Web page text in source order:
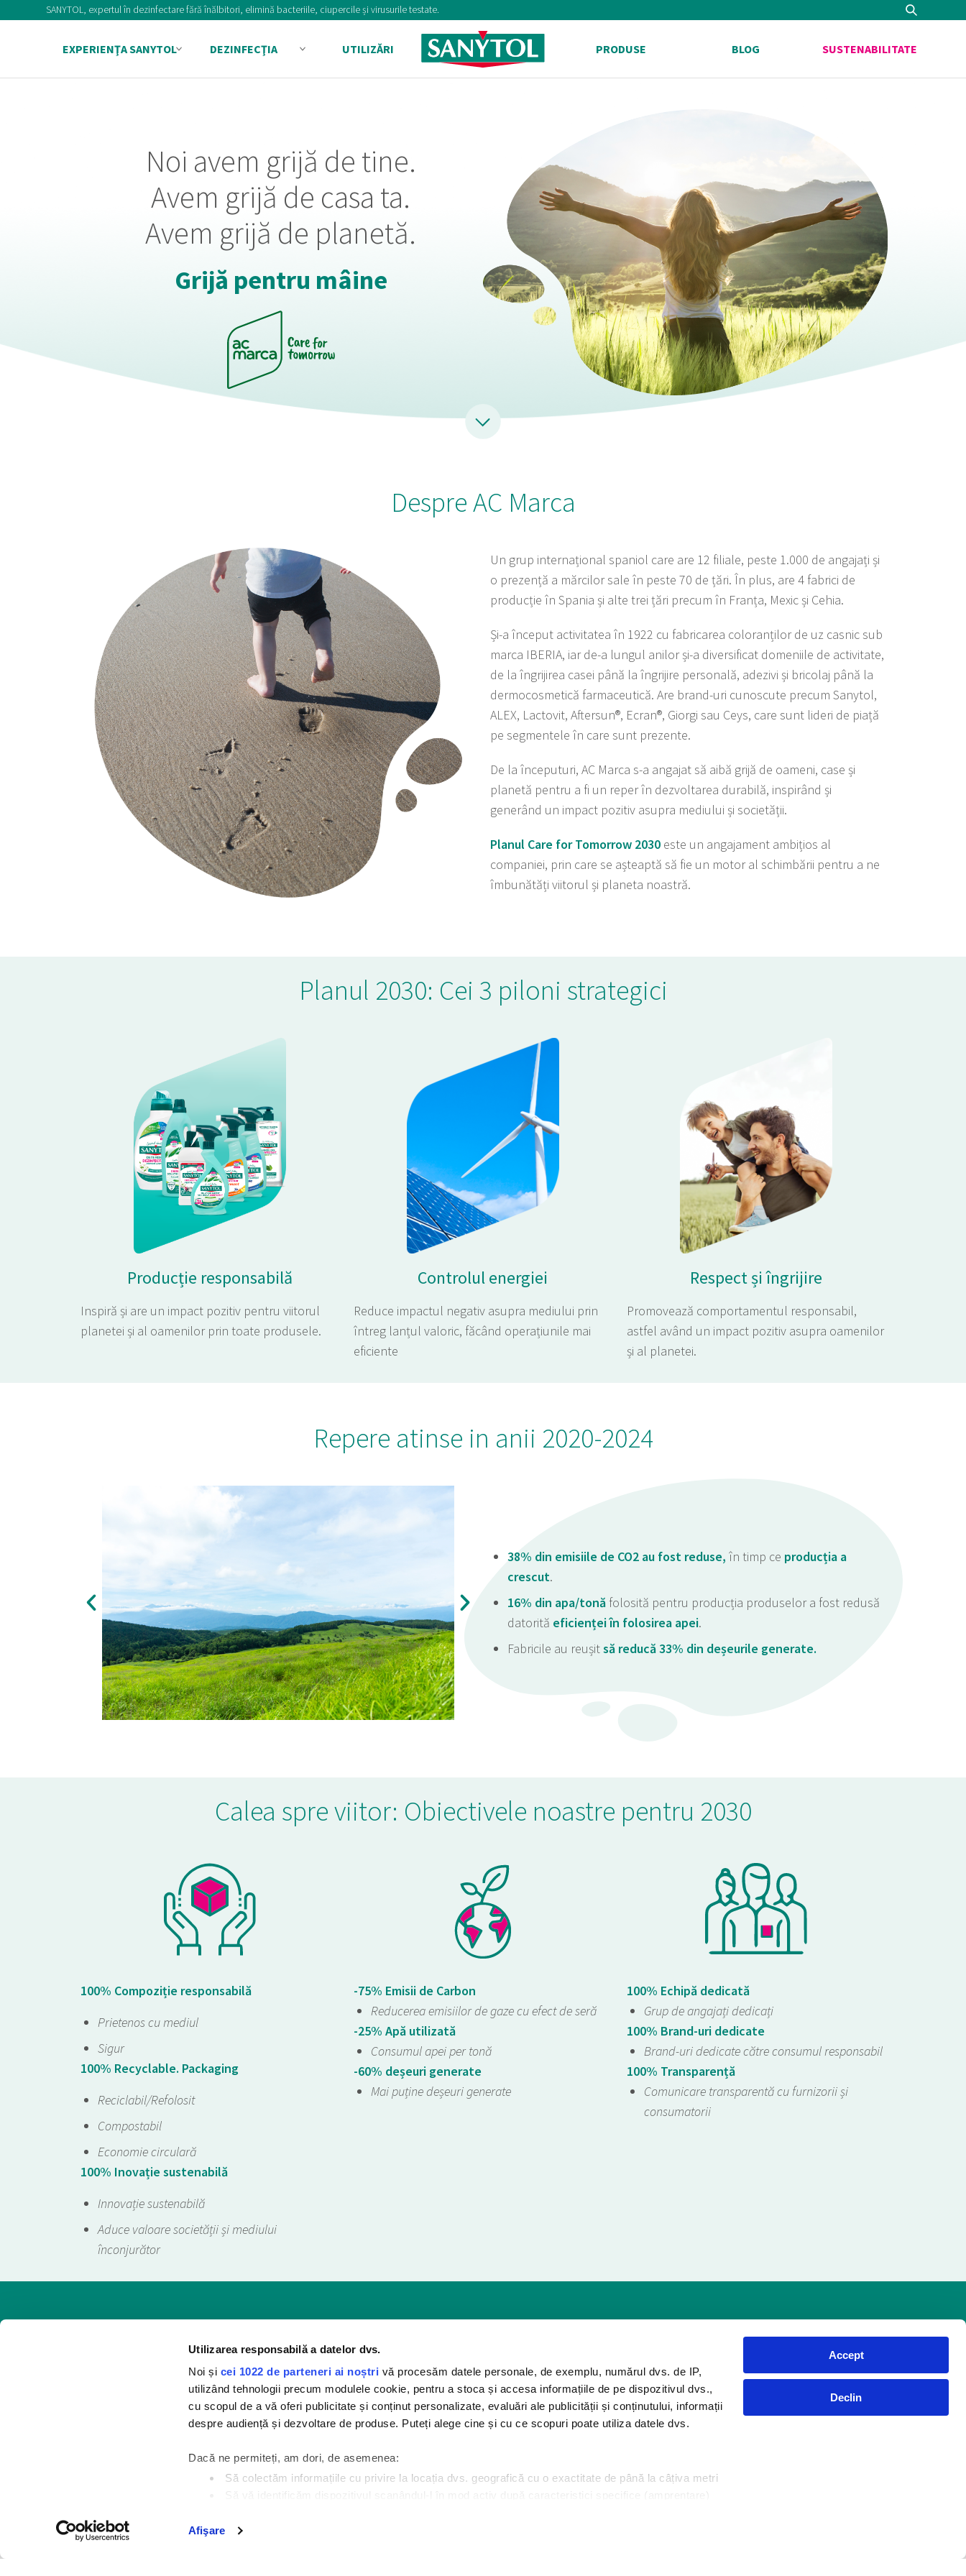
Utilizarea responsabilă a datelor dvs.
Noi și cei 1022 de parteneri ai noștri vă procesăm datele personale, de exemplu, numărul dvs. de IP,
utilizând tehnologii precum modulele cookie, pentru a stoca și accesa informațiile de pe dispozitivul dvs.,
cu scopul de a vă oferi publicitate și conținut personalizate, evaluări ale publicității și conținutului, informații
despre audiență și dezvoltare de produse. Puteți alege cine și cu ce scopuri poate utiliza datele dvs.
Dacă ne permiteți, am dori, de asemenea:
Să colectăm informațiile cu privire la locația dvs. geografică cu o exactitate de până la câțiva metri
secțiunea cu detalii
Afişare
Accept
Declin
SANYTOL, expertul în dezinfectare fără înălbitori, elimină bacteriile, ciupercile și virusurile testate.
EXPERIENŢA SANYTOL DEZINFECŢIA UTILIZĂRI PRODUSE BLOG SUSTENABILITATE
Noi avem grijă de tine.
Avem grijă de casa ta.
Avem grijă de planetă.
Grijă pentru mâine
Despre AC Marca
Un grup internațional spaniol care are 12 filiale, peste 1.000 de angajați și
o prezență a mărcilor sale în peste 70 de țări. În plus, are 4 fabrici de
producție în Spania și alte trei țări precum în Franța, Mexic și Cehia.
Și-a început activitatea în 1922 cu fabricarea coloranților de uz casnic sub
marca IBERIA, iar de-a lungul anilor și-a diversificat domeniile de activitate,
de la îngrijirea casei până la îngrijire personală, adezivi și bricolaj până la
dermocosmetică farmaceutică. Are brand-uri cunoscute precum Sanytol,
ALEX, Lactovit, Aftersun®, Ecran®, Giorgi sau Ceys, care sunt lideri de piață
pe segmentele în care sunt prezente.
De la începuturi, AC Marca s-a angajat să aibă grijă de oameni, case și
planetă pentru a fi un reper în dezvoltarea durabilă, inspirând și
generând un impact pozitiv asupra mediului și societății.
Planul Care for Tomorrow 2030 este un angajament ambițios al
companiei, prin care se așteaptă să fie un motor al schimbării pentru a ne
îmbunătăți viitorul și planeta noastră.
Planul 2030: Cei 3 piloni strategici
Producție responsabilă
Inspiră și are un impact pozitiv pentru viitorul
planetei și al oamenilor prin toate produsele.
Controlul energiei
Reduce impactul negativ asupra mediului prin
întreg lanțul valoric, făcând operațiunile mai
eficiente
Respect și îngrijire
Promovează comportamentul responsabil,
astfel având un impact pozitiv asupra oamenilor
și al planetei.
Repere atinse in anii 2020-2024
38% din emisiile de CO2 au fost reduse, în timp ce producția a
crescut.
16% din apa/tonă folosită pentru producția produselor a fost redusă
datorită eficienței în folosirea apei.
Fabricile au reușitsă reducă 33% din deșeurile generate.
Calea spre viitor: Obiectivele noastre pentru 2030
100% Compoziție responsabilă
Prietenos cu mediul
Sigur
100% Recyclable. Packaging
Reciclabil/Refolosit
Compostabil
Economie circulară
100% Inovație sustenabilă
Innovație sustenabilă
Aduce valoare societății și mediului
înconjurător
-75% Emisii de Carbon
Reducerea emisiilor de gaze cu efect de seră
-25% Apă utilizată
Consumul apei per tonă
-60% deșeuri generate
Mai puține deșeuri generate
100% Echipă dedicată
Grup de angajați dedicați
100% Brand-uri dedicate
Brand-uri dedicate către consumul responsabil
100% Transparență
Comunicare transparentă cu furnizorii și
consumatorii
Fiind specialist în măsuri de igienă pentru protejarea faţă de riscurile de infecţii şi boli, Sanytol vă ajută să trataţi igiena mâinilor şi a
locuinţei zi de zi: îmbrăcăminte, pardoseli, bucătării, băi… De la dezinfectantul pentru îmbrăcăminte la produsul anticalcar pentru
camera de baie sau la gelul hidroalcoolic, locuinţa dv. respiră cu gama noastră de produse dezinfectante pentru toate zonele şi
suprafeţele.